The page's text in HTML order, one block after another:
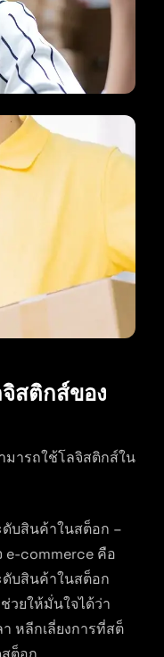
จิสติกส์ของ
ารถใช้โลจิสติกส์ใน
บสินค้าในสต็อก –
commerce คือ
บสินค้าในสต็อก
วยให้มั่นใจได้ว่า
หลีกเลี่ยงการที่สต็